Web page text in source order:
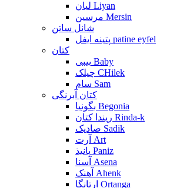
لیان Liyan
مرسین Mersin
شانل ساتن
پتینه ایفل patine eyfel
کتان
بیبی Baby
چیلک CHilek
سام Sam
کتان آبرنگی
بگونیا Begonia
ریندا کتان Rinda-k
صادیک Sadik
آرت Art
پانیذ Paniz
آسنا Asena
آهنک Ahenk
ارتانگا Ortanga